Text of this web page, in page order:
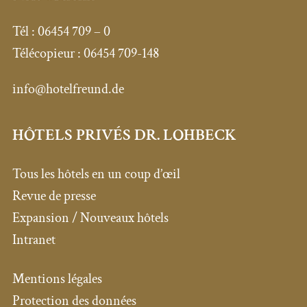
Tél : 06454 709 – 0
Télécopieur : 06454 709-148
info@hotelfreund.de
HÔTELS PRIVÉS DR. LOHBECK
Tous les hôtels en un coup d’œil
Revue de presse
Expansion / Nouveaux hôtels
Intranet
Mentions légales
Protection des données